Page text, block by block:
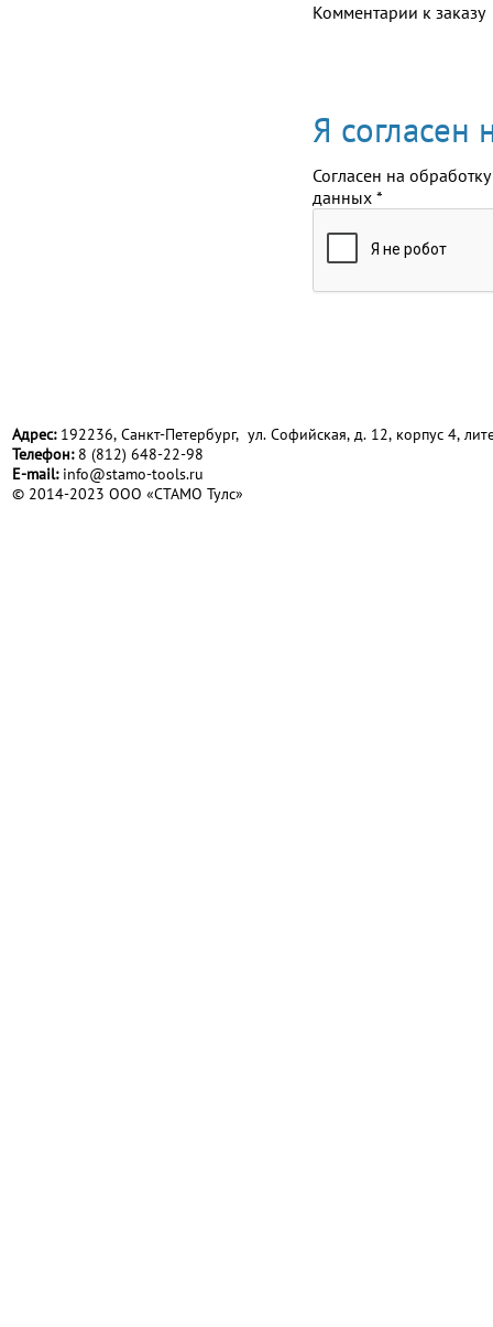
Комментарии к заказу
Я согласен
Согласен на обработку
данных *
Адрес:192236, Санкт-Петербург, ул. Софийская, д. 12, корпус 4,
Телефон:8 (812) 648-22-98
Е-mail: info@stamo-tools.ru
© 2014-2023 ООО «СТАМО Тулс»